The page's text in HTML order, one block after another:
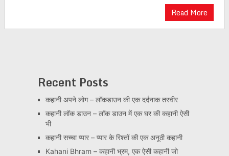
Read More
Recent Posts
कहानी अपने लोग – लॉकडाउन की एक दर्दनाक तस्वीर
कहानी लॉक डाउन – लॉक डाउन में एक घर की कहानी ऐसी
भी
कहानी सच्चा प्यार – प्यार के रिश्तों की एक अनूठी कहानी
Kahani Bhram – कहानी भ्रम, एक ऐसी कहानी जो